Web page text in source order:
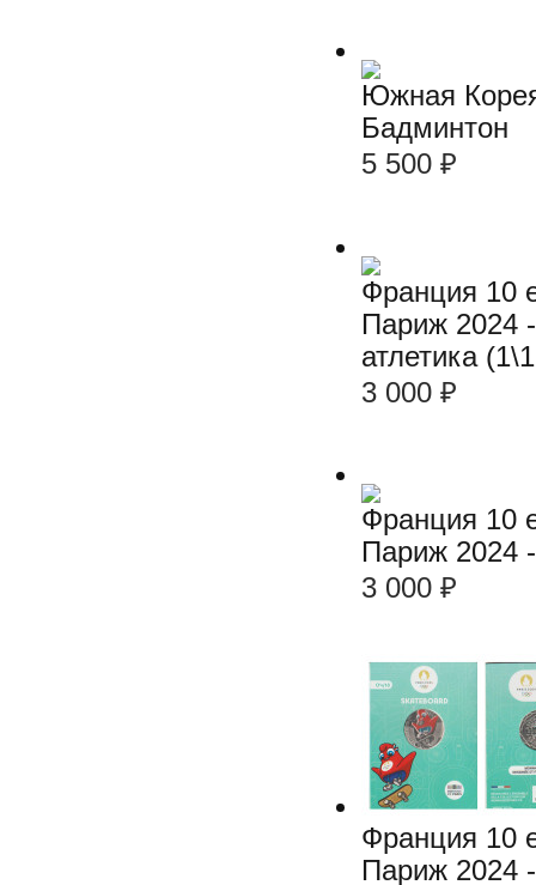
Южная
Бадминтон
5 500 ₽
Франция 10
Париж 2024
атлетика
3 000 ₽
Франция 10
Париж 2024
3 000 ₽
Франция 10
Париж 2024